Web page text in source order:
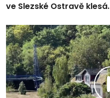
ve Slezské Ostravě klesá.